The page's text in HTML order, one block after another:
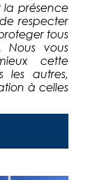
la présence
respecter
tous
vous
cette
les autres,
à celles